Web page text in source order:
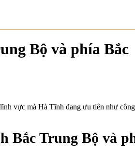
Bộ và phía Bắc
vực mà Hà Tĩnh đang ưu tiên như công
Bắc Trung Bộ và